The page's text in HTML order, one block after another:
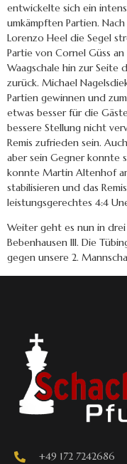
entwickelte sich ein
umkämpften Partien.
Lorenzo Heel die Segel
Partie von Cornel Güss
Waagschale hin zur Seite
zurück. Michael
Partien gewinnen und
etwas besser für die
bessere Stellung nicht
Remis zufrieden sein.
aber sein Gegner konnte
konnte Martin Altenhof
stabilisieren und das
leistungsgerechtes 4:4
Weiter geht es nun in
Bebenhausen III. Die
gegen unsere 2.
+49 172 7242686